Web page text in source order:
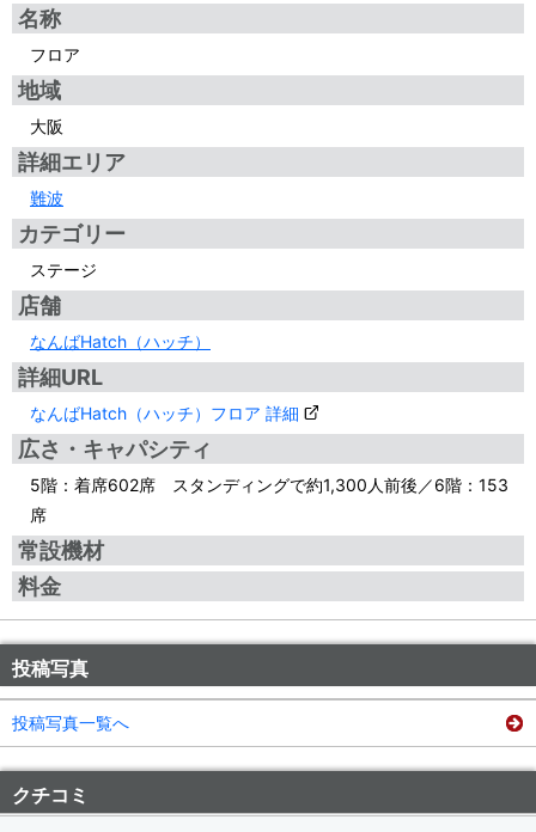
名称
フロア
地域
大阪
詳細エリア
難波
カテゴリー
ステージ
店舗
なんばHatch（ハッチ）
詳細URL
なんばHatch（ハッチ）フロア 詳細
広さ・キャパシティ
5階：着席602席 スタンディングで約1,300人前後／6階：153
席
常設機材
料金
投稿写真
投稿写真一覧へ
クチコミ